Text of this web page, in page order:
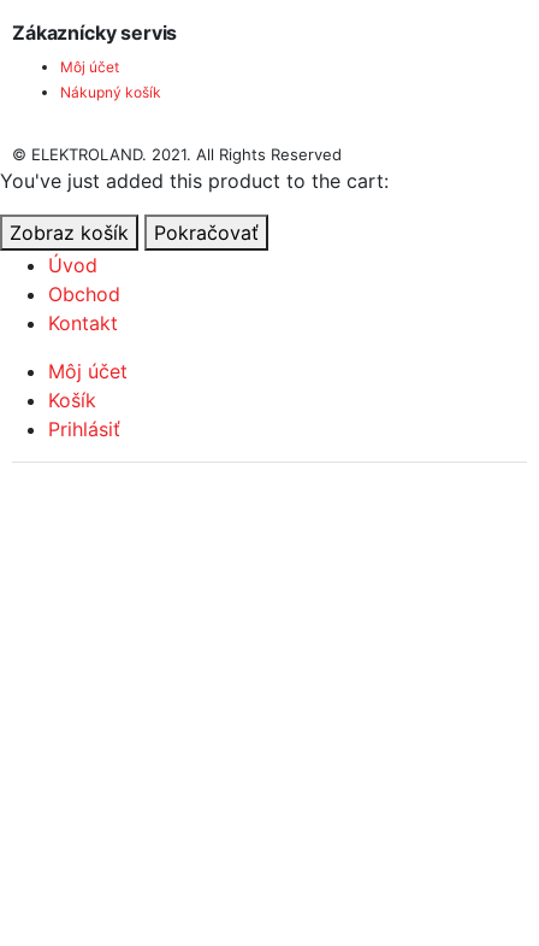
Zákaznícky servis
Môj účet
Nákupný košík
© ELEKTROLAND. 2021. All Rights Reserved
You've just added this product to the cart:
Zobraz košík
Pokračovať
Úvod
Obchod
Kontakt
Môj účet
Košík
Prihlásiť